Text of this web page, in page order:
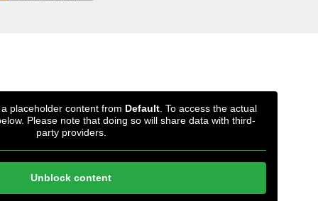
placeholder content from Default. To access the actual
Please note that doing so will share data with third-
party providers.
Unblock content